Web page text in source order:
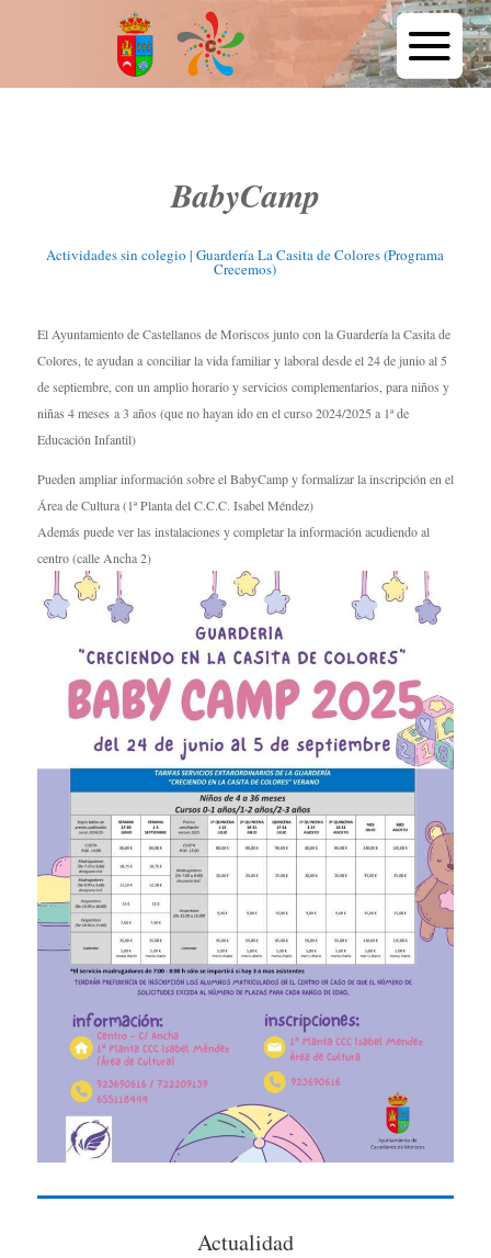
BabyCamp
Actividades sin colegio |Guardería La Casita de Colores (Programa
Crecemos)
El Ayuntamiento de Castellanos de Moriscos junto con la Guardería la Casita de
Colores, te ayudan a conciliar la vida familiar y laboral desde el 24 de junio al 5
de septiembre, con un amplio horario y servicios complementarios, para niños y
niñas 4 meses a 3 años (que no hayan ido en el curso 2024/2025 a 1ª de
Educación Infantil)
Pueden ampliar información sobre el BabyCamp y formalizar la inscripción en el
Área de Cultura (1ª Planta del C.C.C. Isabel Méndez)
Además puede ver las instalaciones y completar la información acudiendo al
centro (calle Ancha 2)
Actualidad